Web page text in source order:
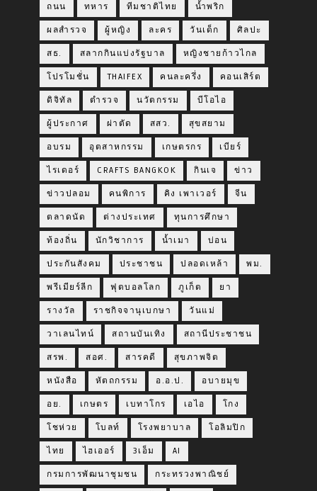
ถนน ทหาร ทีมชาติไทย น้ำพริก
ผลสำรวจ ผู้หญิง ละคร วันเด็ก ศิลปะ
สธ. สลากกินแบ่งรัฐบาล หญิงชายก้าวไกล
โปรโมชั่น THAIFEX คนละครึ่ง คอนเสิร์ต
ดิจิทัล ตำรวจ นวัตกรรม บีโอไอ
ผู้ประกาศ ผ่าตัด สสว. สุขสยาม
อบรม อุตสาหกรรม เกษตรกร เบียร์
ไรเดอร์ CRAFTS BANGKOK กินเจ ข่าว
ข่าวปลอม คนพิการ คิง เพาเวอร์ จีน
ตลาดนัด ต่างประเทศ ทุนการศึกษา
ท้องถิ่น นักวิชาการ น้ำเมา บ่อน
ประกันสังคม ประชาชน ปลอดเหล้า พม.
พรีเมียร์ลีก ฟุตบอลโลก ภูเก็ต ยา
รางวัล ราชกิจจานุเบกษา วันแม่
วาเลนไทน์ สถานบันเทิง สถานีประชาชน
สรพ. สอศ. สารคดี สุขภาพจิต
หนังสือ หัตถกรรม อ.อ.ป. อบายมุข
อย. เกษตร เบทาโกร เอไอ โกง
โชห่วย โบลท์ โรงพยาบาล โอลิมปิก
ไทย ไฮเออร์ 3เอ็ม AI
กรมการพัฒนาชุมชน กระทรวงพาณิชย์